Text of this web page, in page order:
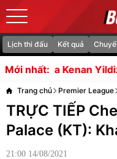
Lịch thi đấu Kết quả
Mới nhất:
Yildiz của Arsenal
Trang chủ Premier League
TRỰC TIẾP
Palace (KT):
21:00 14/08/2021